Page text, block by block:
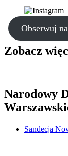
Obserwuj
Zobacz
Narodowy
Sandecja